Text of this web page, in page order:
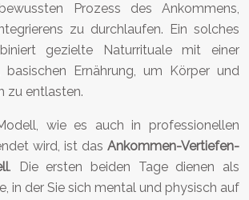
Prozess des Ankommens,
zu durchlaufen. Ein solches
gezielte Naturrituale mit einer
basischen Ernährung, um Körper und
zu entlasten.
wie es auch in professionellen
wird, ist das Ankommen-Vertiefen-
. Die ersten beiden Tage dienen als
in der Sie sich mental und physisch auf